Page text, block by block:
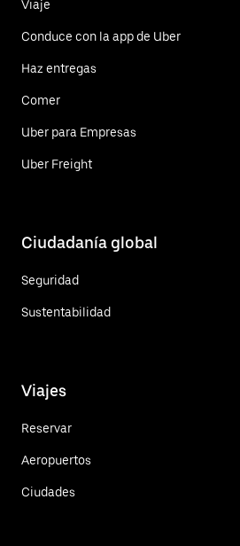
Viaje
Conduce con la app de Uber
Haz entregas
Comer
Uber para Empresas
Uber Freight
Ciudadanía global
Seguridad
Sustentabilidad
Viajes
Reservar
Aeropuertos
Ciudades